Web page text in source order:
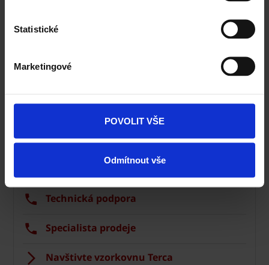
Statistické
Marketingové
POVOLIT VŠE
Odmítnout vše
Ceník Terca
Technická podpora
Specialista prodeje
Navštivte vzorkovnu Terca